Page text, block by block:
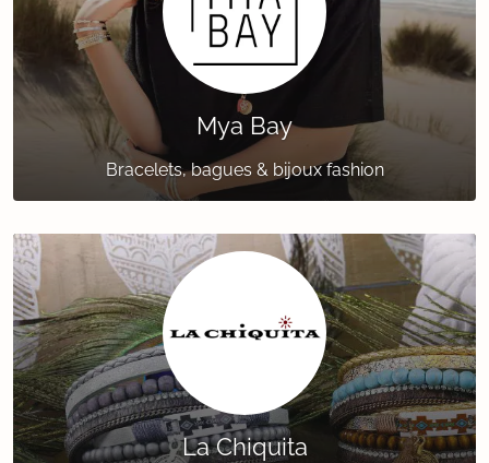
Mya Bay
Bracelets, bagues & bijoux fashion
La Chiquita